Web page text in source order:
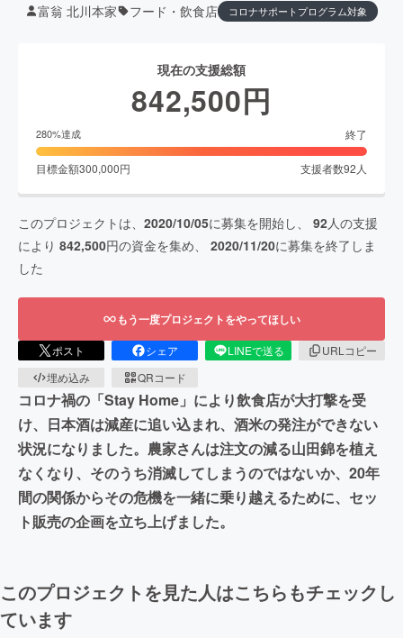
富翁 北川本家 フード・飲食店 コロナサポートプログラム対象
現在の支援総額
842,500円
280%達成 終了
目標金額300,000円 支援者数92 人
このプロジェクトは、 2020/10/05に募集を開始し、 92人の支援
により 842,500円の資金を集め、 2020/11/20に募集を終了しま
した
もう一度プロジェクトをやってほしい
ポスト シェア LINEで送る
URLコピー
埋め込み
QRコード
コロナ禍の「Stay Home」により飲食店が大打撃を受
け、日本酒は減産に追い込まれ、酒米の発注ができない
状況になりました。農家さんは注文の減る山田錦を植え
なくなり、そのうち消滅してしまうのではないか、20年
間の関係からその危機を一緒に乗り越えるために、セッ
ト販売の企画を立ち上げました。
このプロジェクトを見た人はこちらもチェックし
ています